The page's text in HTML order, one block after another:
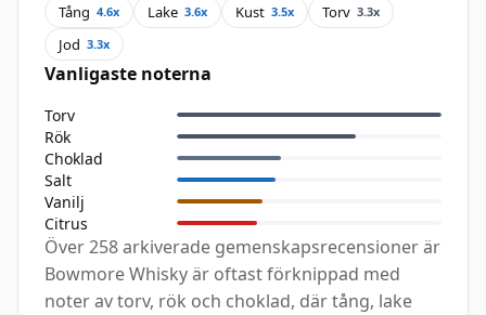
Tång 4.6x Lake 3.6x Kust 3.5x Torv 3.3x
Jod 3.3x
Vanligaste noterna
Torv
Rök
Choklad
Salt
Vanilj
Citrus
Över 258 arkiverade gemenskapsrecensioner är
Bowmore Whisky är oftast förknippad med
noter av torv, rök och choklad, där tång, lake